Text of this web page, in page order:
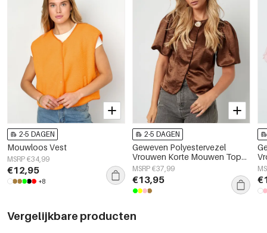
2-5 DAGEN
Mouwloos Vest
MSRP €34,99
€12,95
+8
2-5 DAGEN
Geweven Polyestervezel
Vrouwen Korte Mouwen Tops
Elegant Solide Kleur
MSRP €37,99
€13,95
Vergelijkbare producten